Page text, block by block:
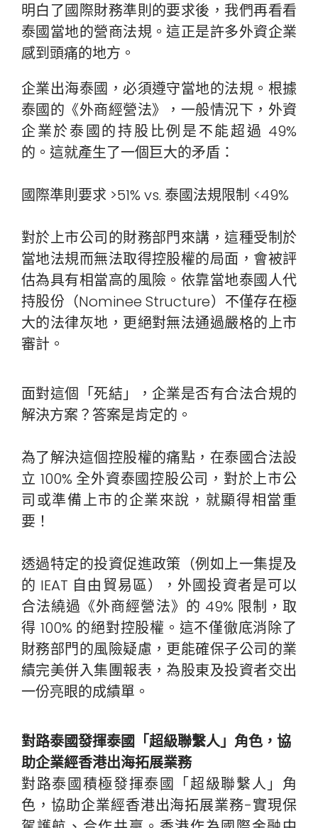
明白了國際財務準則的要求後，我們再看看
泰國當地的營商法規。這正是許多外資企業
感到頭痛的地方。
企業出海泰國，必須遵守當地的法規。根據
泰國的《外商經營法》，一般情況下，外資
企業於泰國的持股比例是不能超過 49%
的。這就產生了一個巨大的矛盾：
國際準則要求 >51% vs. 泰國法規限制 <49%
對於上市公司的財務部門來講，這種受制於
當地法規而無法取得控股權的局面，會被評
估為具有相當高的風險。依靠當地泰國人代
持股份（Nominee Structure）不僅存在極
大的法律灰地，更絕對無法通過嚴格的上市
審計。
面對這個「死結」，企業是否有合法合規的
解決方案？答案是肯定的。
為了解決這個控股權的痛點，在泰國合法設
立 100% 全外資泰國控股公司，對於上市公
司或準備上市的企業來說，就顯得相當重
要！
透過特定的投資促進政策（例如上一集提及
的 IEAT 自由貿易區），外國投資者是可以
合法繞過《外商經營法》的 49% 限制，取
得 100% 的絕對控股權。這不僅徹底消除了
財務部門的風險疑慮，更能確保子公司的業
績完美併入集團報表，為股東及投資者交出
一份亮眼的成績單。
對路泰國發揮泰國「超級聯繫人」角色，協
助企業經香港出海拓展業務
對路泰國積極發揮泰國「超級聯繫人」角
色，協助企業經香港出海拓展業務-實現保